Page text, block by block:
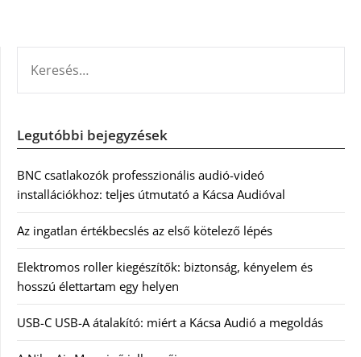
Legutóbbi bejegyzések
BNC csatlakozók professzionális audió-videó
installációkhoz: teljes útmutató a Kácsa Audióval
Az ingatlan értékbecslés az első kötelező lépés
Elektromos roller kiegészítők: biztonság, kényelem és
hosszú élettartam egy helyen
USB-C USB-A átalakító: miért a Kácsa Audió a megoldás